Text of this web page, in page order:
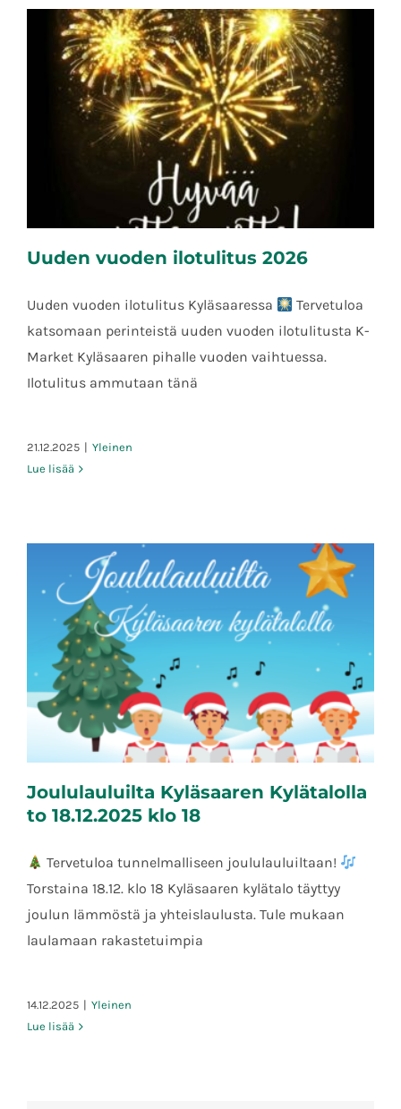
Uuden vuoden ilotulitus 2026
Uuden vuoden ilotulitus 2026
Uuden vuoden ilotulitus Kyläsaaressa
Tervetuloa
katsomaan perinteistä uuden vuoden ilotulitusta K-
Market Kyläsaaren pihalle vuoden vaihtuessa.
Ilotulitus ammutaan tänä
21.12.2025 | Yleinen
Lue lisää
Joululauluilta Kyläsaaren Kylätalolla to
18.12.2025 klo 18
Joululauluilta Kyläsaaren Kylätalolla
to 18.12.2025 klo 18
Tervetuloa tunnelmalliseen joululauluiltaan!
Torstaina 18.12. klo 18 Kyläsaaren kylätalo täyttyy
joulun lämmöstä ja yhteislaulusta. Tule mukaan
laulamaan rakastetuimpia
14.12.2025 | Yleinen
Lue lisää